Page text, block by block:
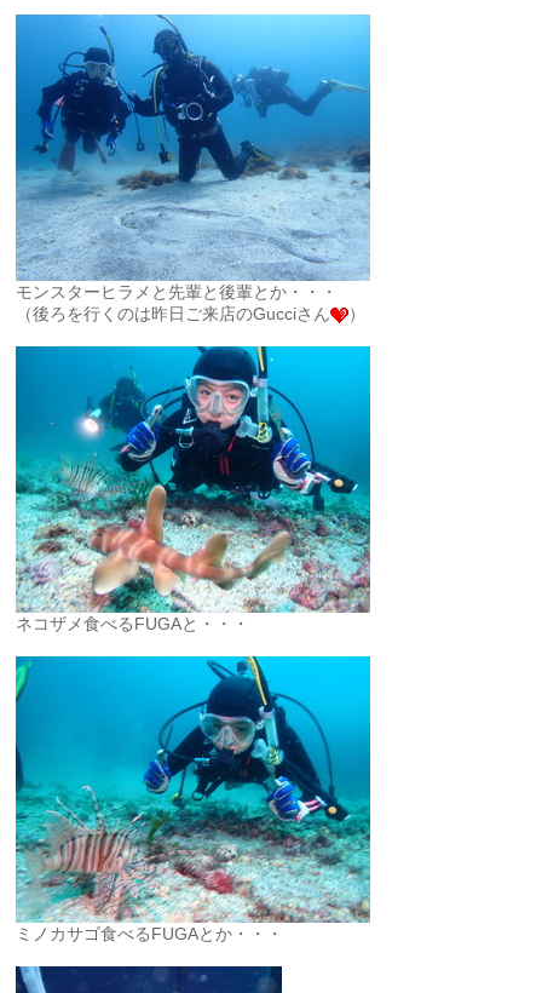
モンスターヒラメと先輩と後輩とか・・・
（後ろを行くのは昨日ご来店のGucciさん
）
ネコザメ食べるFUGAと・・・
ミノカサゴ食べるFUGAとか・・・